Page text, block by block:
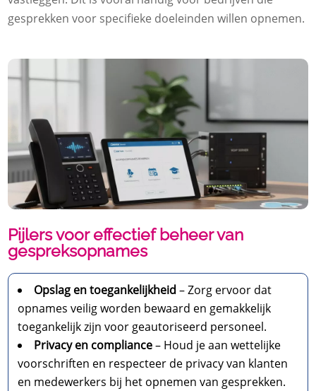
gesprekken voor specifieke doeleinden willen opnemen.
Pijlers voor effectief beheer van
gespreksopnames
Opslag en toegankelijkheid – Zorg ervoor dat
opnames veilig worden bewaard en gemakkelijk
toegankelijk zijn voor geautoriseerd personeel.
Privacy en compliance– Houd je aan wettelijke
voorschriften en respecteer de privacy van klanten
en medewerkers bij het opnemen van gesprekken.